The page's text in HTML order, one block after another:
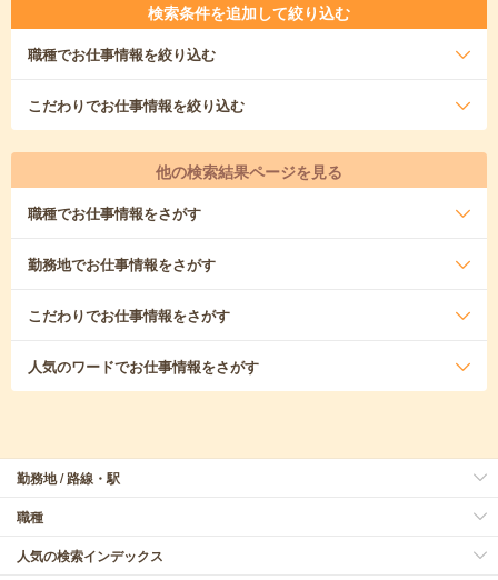
検索条件を追加して絞り込む
職種でお仕事情報を絞り込む
こだわりでお仕事情報を絞り込む
他の検索結果ページを見る
職種でお仕事情報をさがす
勤務地でお仕事情報をさがす
こだわりでお仕事情報をさがす
人気のワードでお仕事情報をさがす
勤務地 / 路線・駅
職種
人気の検索インデックス